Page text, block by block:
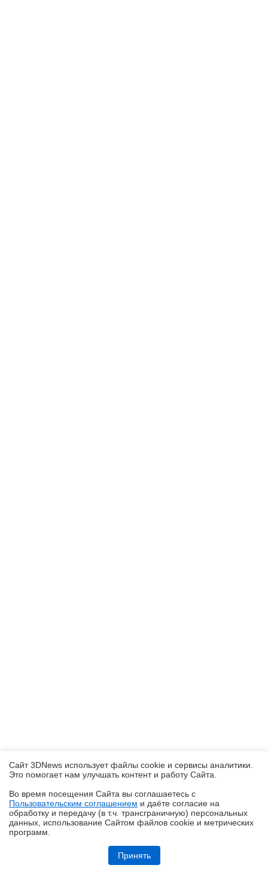
Обзор системы жидкостного охлаждения MSI MEG CoreLiquid E15
360: экран-водопад теперь и на СЖО
Сайт 3DNews использует файлы cookie и сервисы аналитики.
Это помогает нам улучшать контент и работу Cайта.
Во время посещения Cайта вы соглашаетесь с
Пользовательским соглашением и даёте согласие на
обработку и передачу (в т.ч. трансграничную) персональных
данных, использование Cайтом файлов cookie и метрических
программ.
Принять